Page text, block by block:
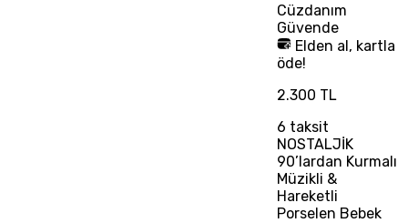
Cüzdanım
Güvende
Elden al, kartla
öde!
2.300 TL
6 taksit
NOSTALJİK
90’lardan Kurmalı
Müzikli &
Hareketli
Porselen Bebek